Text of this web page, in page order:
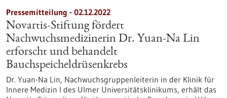
Pressemitteilung - 02.12.2022
Novartis-Stiftung fördert
Nachwuchsmedizinerin Dr. Yuan-Na Lin
erforscht und behandelt
Bauchspeicheldrüsenkrebs
Dr. Yuan-Na Lin, Nachwuchsgruppenleiterin in der Klinik für
Innere Medizin I des Ulmer Universitätsklinikums, erhält das